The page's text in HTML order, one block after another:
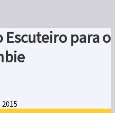
Escuteiro para o